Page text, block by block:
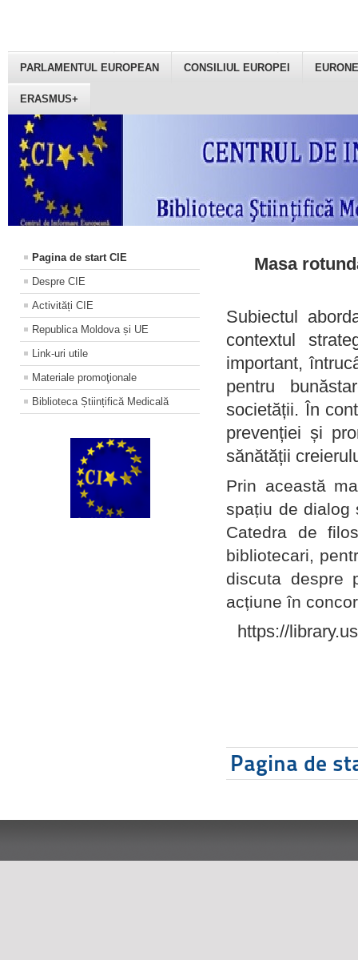
PARLAMENTUL EUROPEAN CONSILIUL EUROPEI
ERASMUS+
Pagina de start CIE
Despre CIE
Activități CIE
Republica Moldova și UE
Link-uri utile
Materiale promoţionale
Biblioteca Științifică Medicală
Masa
Subiectul
contextul
important,
pentru
societății. În
prevenției și
sănătății
Prin această
spațiu de dialog
Catedra de
bibliotecari,
discuta despre
acțiune în
https://
Pagina de